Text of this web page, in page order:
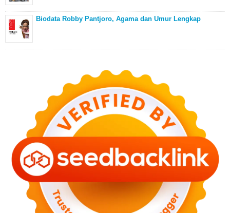
Biodata Robby Pantjoro, Agama dan Umur Lengkap